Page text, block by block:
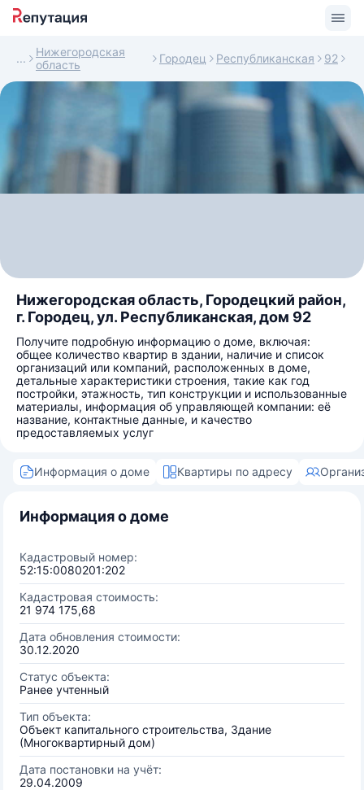
Нижегородская
область
Городец Республиканская 92
Нижегородская область, Городецкий район,
г. Городец, ул. Республиканская, дом 92
Получите подробную информацию о доме, включая:
общее количество квартир в здании, наличие и список
организаций или компаний, расположенных в доме,
детальные характеристики строения, такие как год
постройки, этажность, тип конструкции и использованные
материалы, информация об управляющей компании: её
название, контактные данные, и качество
предоставляемых услуг
Информация о доме Квартиры по адресу
Информация о доме
Кадастровый номер:
52:15:0080201:202
Кадастровая стоимость:
21 974 175,68
Дата обновления стоимости:
30.12.2020
Статус объекта:
Ранее учтенный
Тип объекта:
Объект капитального строительства, Здание
(Многоквартирный дом)
Дата постановки на учёт:
29.04.2009